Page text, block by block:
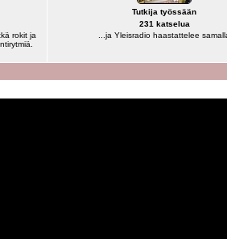
rokit ja
Tutkija työssään
231 katselua
...ja Yleisradio haastattelee